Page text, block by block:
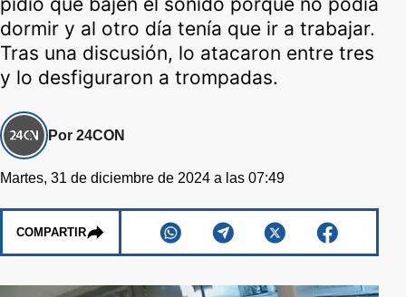
dormir y al otro día tenía que ir a trabajar.
Tras una discusión, lo atacaron entre tres
y lo desfiguraron a trompadas.
Por 24CON
Martes, 31 de diciembre de 2024 a las 07:49
COMPARTIR